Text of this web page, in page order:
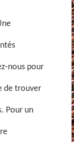
nous pour
de trouver
Pour un